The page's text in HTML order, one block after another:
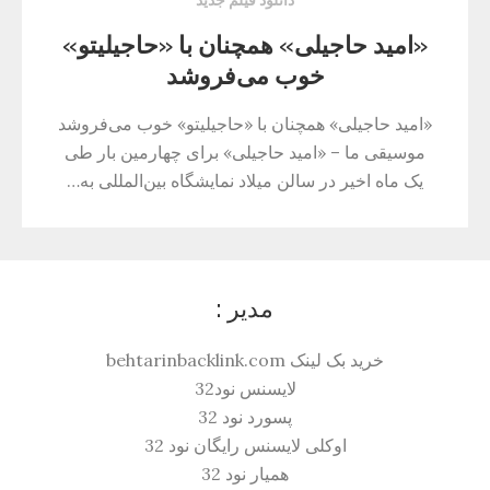
«امید حاجیلی» همچنان با «حاجیلیتو»
خوب می‌فروشد
«امید حاجیلی» همچنان با «حاجیلیتو» خوب می‌فروشد
موسیقی ما – «امید حاجیلی» برای چهارمین بار طی
یک ماه اخیر در سالن میلاد نمایشگاه بین‌المللی به…
مدیر :
خرید بک لینک behtarinbacklink.com
لایسنس نود32
پسورد نود 32
اوکلی لایسنس رایگان نود 32
همیار نود 32